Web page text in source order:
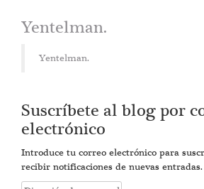
Yentelman.
Yentelman.
Suscríbete al blog por
electrónico
Introduce tu correo electrónico para
recibir notificaciones de nuevas entradas.